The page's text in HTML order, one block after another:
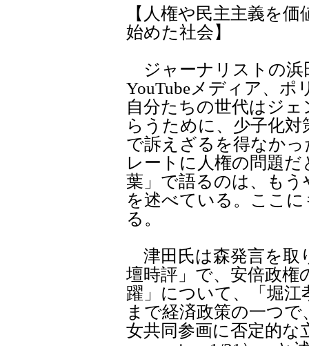
【人権や民主主義を
始めた社会】
ジャーナリストの浜
YouTubeメディア、ポ
自分たちの世代はジ
らうために、少子化
で訴えざるを得なか
レートに人権の問題
葉」で語るのは、も
を述べている。ここ
る。
津田氏は森発言を取
壇時評」で、安倍政権
躍」について、「堀
まで経済政策の一つ
女共同参画に否定的